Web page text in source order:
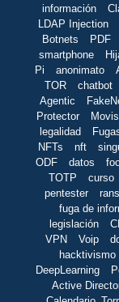
información
LDAP Injection
Botnets
PDF
smartphone
Pi
anonimato
TOR
chatbot
Agentic
Protector
legalidad
NFTs
nft
ODF
datos
TOTP
curso
pentester
fuga de
legislación
VPN
Voip
hacktivismo
DeepLearning
Active